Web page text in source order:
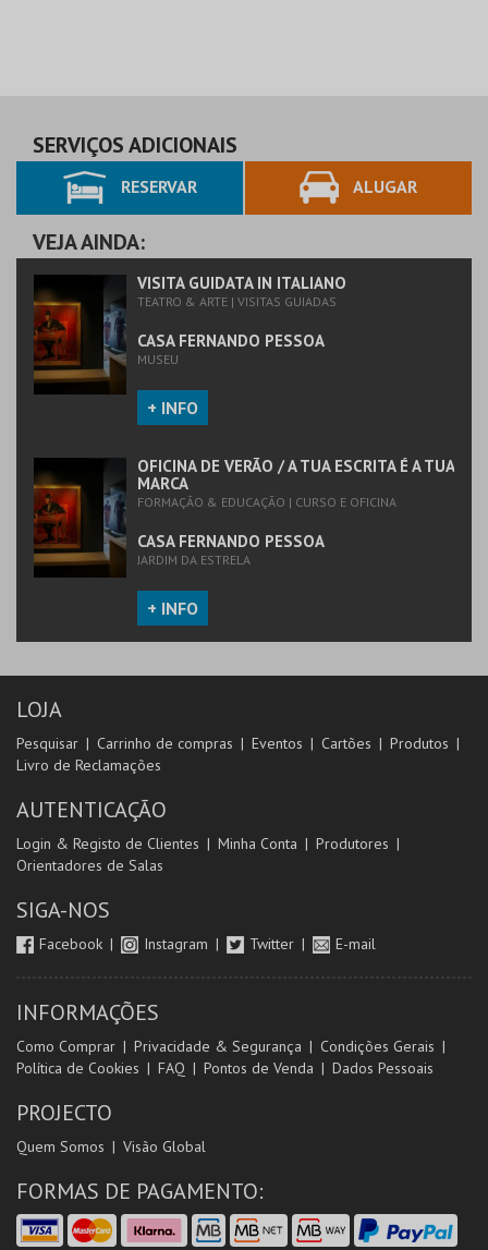
SERVIÇOS ADICIONAIS
RESERVAR ALUGAR
VEJA AINDA:
VISITA GUIDATA IN ITALIANO
TEATRO & ARTE | VISITAS GUIADAS
CASA FERNANDO PESSOA
MUSEU
+ INFO
OFICINA DE VERÃO / A TUA ESCRITA É A TUA
MARCA
FORMAÇÃO & EDUCAÇÃO | CURSO E OFICINA
CASA FERNANDO PESSOA
JARDIM DA ESTRELA
+ INFO
LOJA
Pesquisar Carrinho de compras Eventos Cartões
Produtos
Livro de Reclamações
AUTENTICAÇÃO
Login & Registo de Clientes Minha Conta
Produtores
Orientadores de Salas
SIGA-NOS
Facebook Instagram Twitter E-mail
INFORMAÇÕES
Como Comprar Privacidade & Segurança
Condições Gerais
Política de Cookies
FAQ Pontos de Venda Dados Pessoais
PROJECTO
Quem Somos Visão Global
FORMAS DE PAGAMENTO: